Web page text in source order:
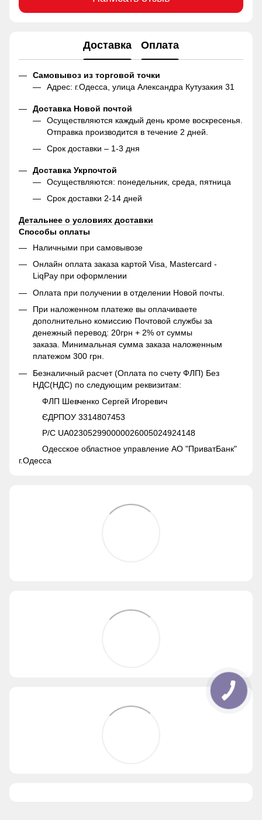
Доставка Оплата
Самовывоз из торговой точки
Адрес: г.Одесса, улица Александра Кутузакия 31
Доставка Новой почтой
Осуществляются каждый день кроме воскресенья.
Отправка производится в течение 2 дней.
Срок доставки – 1-3 дня
Доставка Укрпочтой
Осуществляются: понедельник, среда, пятница
Срок доставки 2-14 дней
Детальнее о условиях доставки
Способы оплаты
Наличными при самовывозе
Онлайн оплата заказа картой Visa, Mastercard -
LiqPay при оформлении
Оплата при получении в отделении Новой почты.
При наложенном платеже вы оплачиваете
дополнительно комиссию Почтовой службы за
денежный перевод: 20грн + 2% от суммы
заказа. Минимальная сумма заказа наложенным
платежом 300 грн.
Безналичный расчет (Оплата по счету ФЛП) Без
НДС(НДС) по следующим реквизитам:
ФЛП Шевченко Сергей Игоревич
ЄДРПОУ 3314807453
Р/С UA023052990000026005024924148
Одесское областное управление АО "ПриватБанк"
г.Одесса